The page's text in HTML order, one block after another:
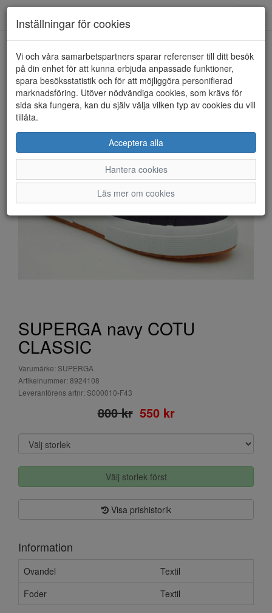
HEM SUPERGA
SUPERGA navy COTU
CLASSIC
Varumärke: SUPERGA
Artikelnummer: 8924108
Leverantörens artnr: S000010-F43
800 kr 550 kr
Välj storlek först
Visa prishistorik
Information
Ovandel
Textil
Foder
Textil
Inställningar för cookies
Vi och våra samarbetspartners sparar referenser till ditt besök
på din enhet för att kunna erbjuda anpassade funktioner,
spara besöksstatistik och för att möjliggöra personifierad
marknadsföring. Utöver nödvändiga cookies, som krävs för
sida ska fungera, kan du själv välja vilken typ av cookies du vill
tillåta.
Acceptera alla
Hantera cookies
Läs mer om cookies